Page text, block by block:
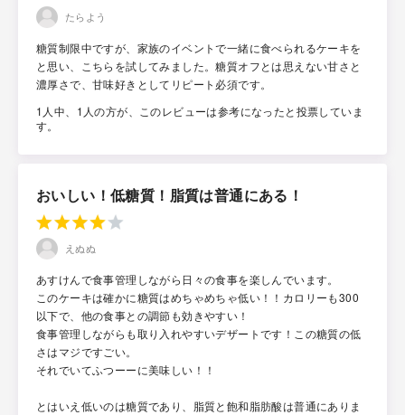
たらよう
糖質制限中ですが、家族のイベントで一緒に食べられるケーキを
と思い、こちらを試してみました。糖質オフとは思えない甘さと
濃厚さで、甘味好きとしてリピート必須です。
1人中、1人の方が、このレビューは参考になったと投票していま
す。
おいしい！低糖質！脂質は普通にある！
えぬぬ
あすけんで食事管理しながら日々の食事を楽しんでいます。
このケーキは確かに糖質はめちゃめちゃ低い！！カロリーも300
以下で、他の食事との調節も効きやすい！
食事管理しながらも取り入れやすいデザートです！この糖質の低
さはマジですごい。
それでいてふつーーに美味しい！！
とはいえ低いのは糖質であり、脂質と飽和脂肪酸は普通にありま